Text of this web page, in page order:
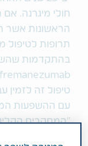
הראשונות אשר
תרופות לטיפול
בהתקדמות
טיפול זה לזמין
עם ההשפעות